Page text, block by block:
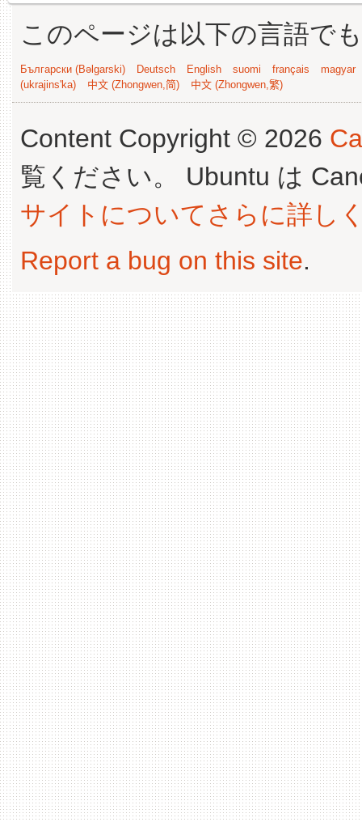
このページは以下の言語で
Български (Bəlgarski) Deutsch English suomi français
magyar
(ukrajins'ka)
中文 (Zhongwen,简) 中文 (Zhongwen,繁)
Content Copyright © 2026
覧ください。 Ubuntu は
サイトについてさらに詳し
Report a bug on this site.